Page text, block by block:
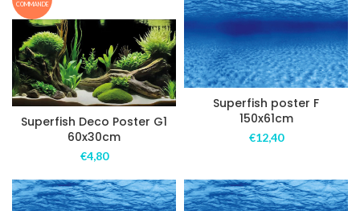
COMMANDE
Superfish Deco Poster G1
60x30cm
€4,80
Superfish poster F
150x61cm
€12,40